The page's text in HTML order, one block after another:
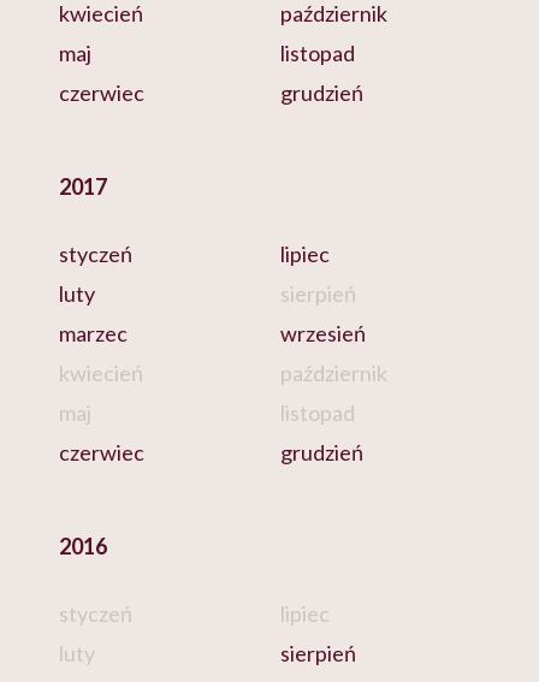
kwiecień
maj
czerwiec
październik
listopad
grudzień
2017
styczeń
luty
marzec
kwiecień
maj
czerwiec
lipiec
sierpień
wrzesień
październik
listopad
grudzień
2016
styczeń
luty
lipiec
sierpień